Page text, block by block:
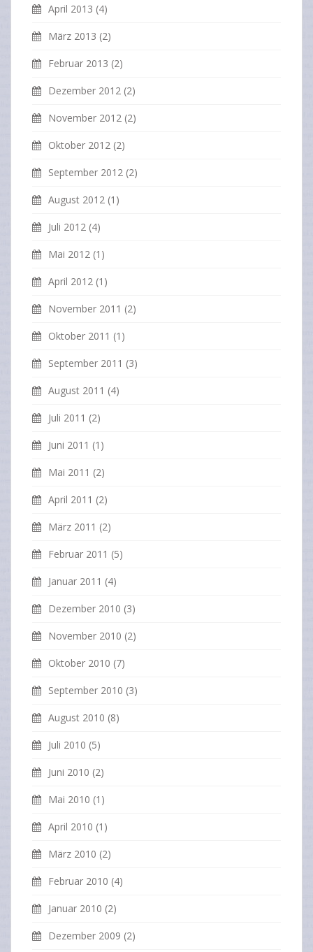
April 2013 (4)
März 2013 (2)
Februar 2013 (2)
Dezember 2012 (2)
November 2012 (2)
Oktober 2012 (2)
September 2012 (2)
August 2012 (1)
Juli 2012 (4)
Mai 2012 (1)
April 2012 (1)
November 2011 (2)
Oktober 2011 (1)
September 2011 (3)
August 2011 (4)
Juli 2011 (2)
Juni 2011 (1)
Mai 2011 (2)
April 2011 (2)
März 2011 (2)
Februar 2011 (5)
Januar 2011 (4)
Dezember 2010 (3)
November 2010 (2)
Oktober 2010 (7)
September 2010 (3)
August 2010 (8)
Juli 2010 (5)
Juni 2010 (2)
Mai 2010 (1)
April 2010 (1)
März 2010 (2)
Februar 2010 (4)
Januar 2010 (2)
Dezember 2009 (2)